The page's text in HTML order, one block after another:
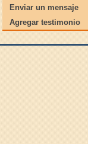
Enviar un mensaje
Agregar testimonio